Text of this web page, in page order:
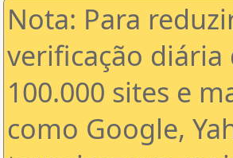
Nota: Para
verificação
100.000 sites e
como Google,